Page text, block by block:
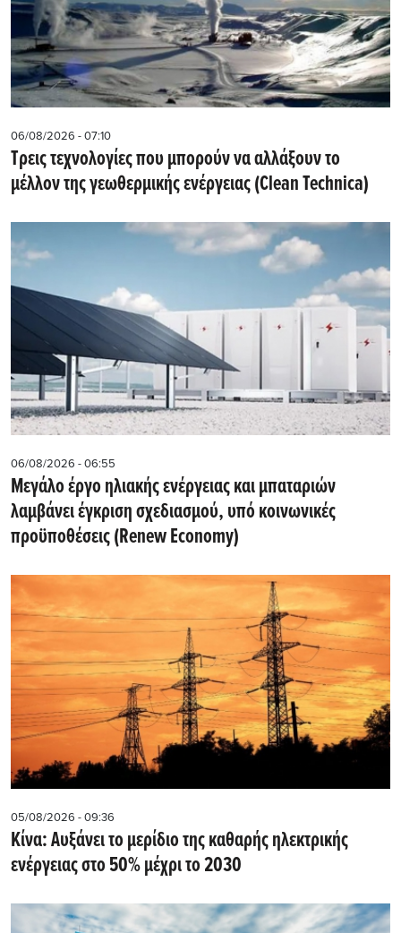
06/08/2026 - 07:10
Τρεις τεχνολογίες που μπορούν να αλλάξουν το
μέλλον της γεωθερμικής ενέργειας (Clean Technica)
06/08/2026 - 06:55
Μεγάλο έργο ηλιακής ενέργειας και μπαταριών
λαμβάνει έγκριση σχεδιασμού, υπό κοινωνικές
προϋποθέσεις (Renew Economy)
05/08/2026 - 09:36
Κίνα: Αυξάνει το μερίδιο της καθαρής ηλεκτρικής
ενέργειας στο 50% μέχρι το 2030